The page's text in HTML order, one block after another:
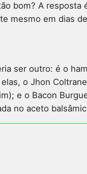
bom? A resposta
mesmo em dias
ser outro: é o
o Jhon
e o Bacon
no aceto